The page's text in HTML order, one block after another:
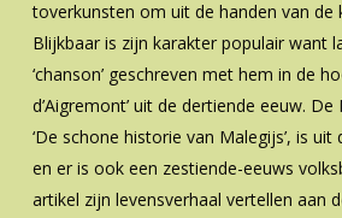
toverkunsten om uit de handen van de
Blijkbaar is zijn karakter populair want
‘chanson’ geschreven met hem in de
d’Aigremont’ uit de dertiende eeuw.
‘De schone historie van Malegijs’, is
en er is ook een zestiende-eeuws
artikel zijn levensverhaal vertellen aan